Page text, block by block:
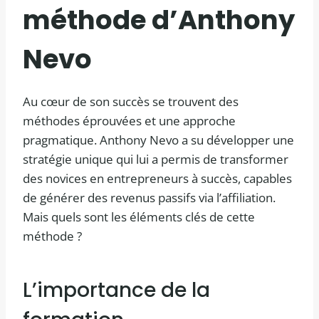
méthode d’Anthony
Nevo
Au cœur de son succès se trouvent des
méthodes éprouvées et une approche
pragmatique. Anthony Nevo a su développer une
stratégie unique qui lui a permis de transformer
des novices en entrepreneurs à succès, capables
de générer des revenus passifs via l’affiliation.
Mais quels sont les éléments clés de cette
méthode ?
L’importance de la